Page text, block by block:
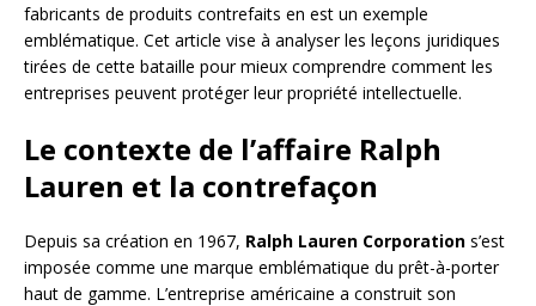
fabricants de produits contrefaits en est un exemple
emblématique. Cet article vise à analyser les leçons juridiques
tirées de cette bataille pour mieux comprendre comment les
entreprises peuvent protéger leur propriété intellectuelle.
Le contexte de l’affaire Ralph
Lauren et la contrefaçon
Depuis sa création en 1967, Ralph Lauren Corporation s’est
imposée comme une marque emblématique du prêt-à-porter
haut de gamme. L’entreprise américaine a construit son